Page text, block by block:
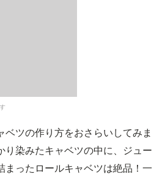
ベツの作り方をおさらいしてみま
り染みたキャベツの中に、ジュー
まったロールキャベツは絶品！一